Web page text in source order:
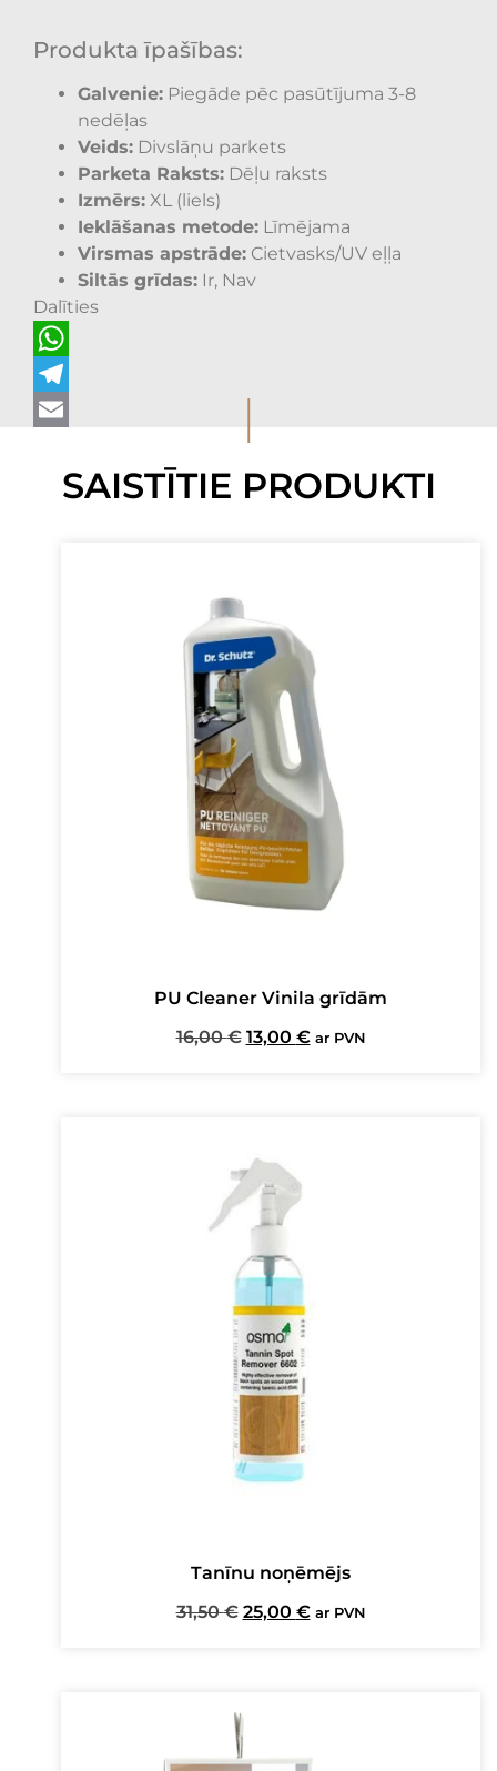
Produkta īpašības:
Galvenie: Piegāde pēc pasūtījuma 3-8
nedēļas
Veids: Divslāņu parkets
Parketa Raksts: Dēļu raksts
Izmērs: XL (liels)
Ieklāšanas metode: Līmējama
Virsmas apstrāde: Cietvasks/UV eļļa
Siltās grīdas: Ir, Nav
Dalīties
WhatsApp
Telegram
I
SAISTĪTIE PRODUKTI
PU Cleaner Vinila grīdām
16,00€ Original
13,00 €Current
ar PVN
Tanīnu noņēmējs
31,50€ Original
25,00 €Current
ar PVN